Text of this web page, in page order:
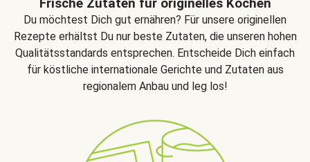
Frische Zutaten für originelles Kochen
Du möchtest Dich gut ernähren? Für unsere originellen
Rezepte erhältst Du nur beste Zutaten, die unseren hohen
Qualitätsstandards entsprechen. Entscheide Dich einfach
für köstliche internationale Gerichte und Zutaten aus
regionalem Anbau und leg los!